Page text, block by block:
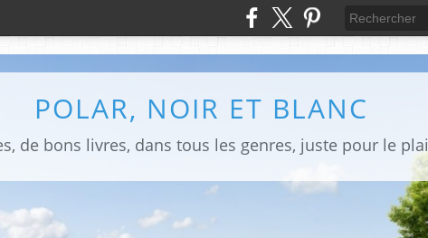
POLAR, NOIR ET BLANC
de bons livres, dans tous les genres, juste pour le